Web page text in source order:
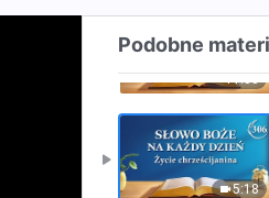
Podobne
11:33
5:18